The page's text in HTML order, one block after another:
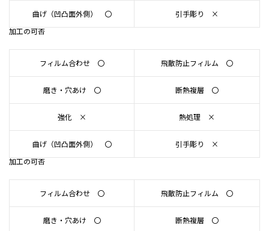
曲げ（凹凸面外側） 〇
引手彫り ×
加工の可否
フィルム合わせ 〇 飛散防止フィルム 〇
磨き・穴あけ 〇 断熱複層 〇
強化 × 熱処理 ×
曲げ（凹凸面外側） 〇
引手彫り ×
加工の可否
フィルム合わせ 〇 飛散防止フィルム 〇
磨き・穴あけ 〇 断熱複層 〇